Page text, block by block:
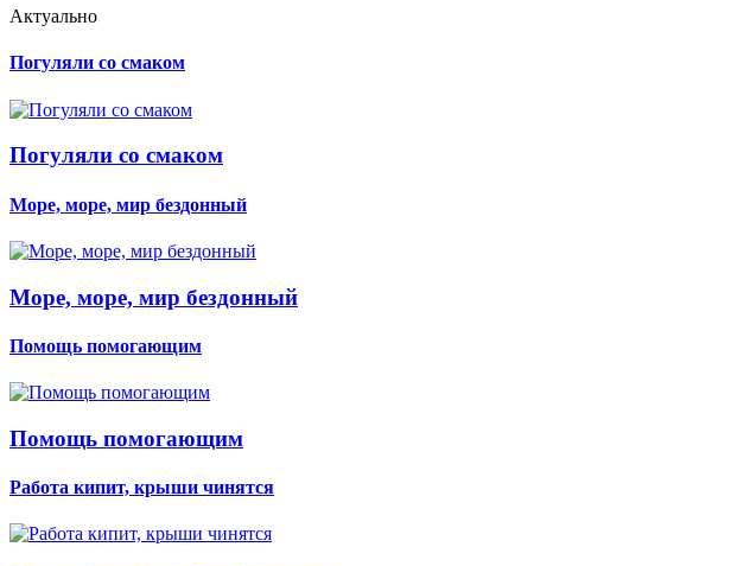
Актуально
Погуляли со смаком
Погуляли со смаком
Море, море, мир бездонный
Море, море, мир бездонный
Помощь помогающим
Помощь помогающим
Работа кипит, крыши чинятся